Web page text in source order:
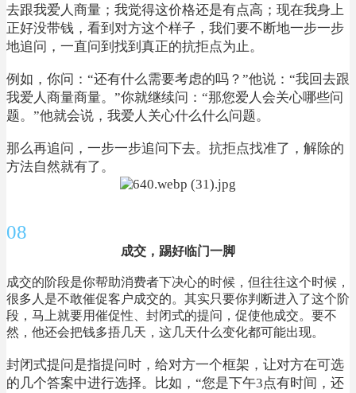
去跟我爱人商量；我觉得这价格还是有点高；现在我身上
正好没带钱，看到对方这个样子，我们要不断地一步一步
地追问，一直问到找到真正的抗拒点为止。
例如，你问：“还有什么需要考虑的吗？”他说：“我回去跟
我爱人商量商量。”你就继续问：“那您爱人会关心哪些问
题。”他就会说，我爱人关心什么什么问题。
那么再追问，一步一步追问下去。抗拒点找准了，解除的
方法自然就有了。
08
成交，踢好临门一脚
成交的阶段是你帮助消费者下决心的时候，但往往这个时候，
很多人是不敢催促客户成交的。其实只要你判断进入了这个阶
段，马上就要用催促性、封闭式的提问，促使他成交。要不
然，他还会把钱多捂几天，这几天什么变化都可能出现。
封闭式提问是指提问时，给对方一个框架，让对方在可选
的几个答案中进行选择。比如，“您是下午3点有时间，还